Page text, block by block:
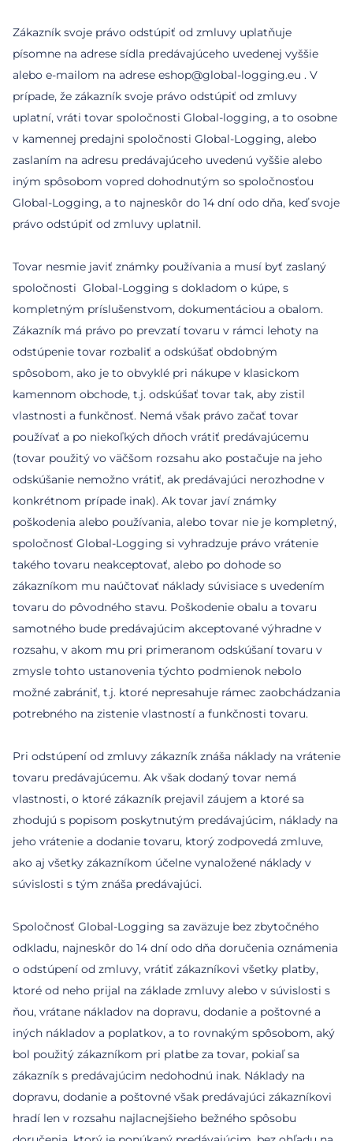
Zákazník svoje právo odstúpiť od zmluvy uplatňuje
písomne na adrese sídla predávajúceho uvedenej vyššie
alebo e-mailom na adrese eshop@global-logging.eu . V
prípade, že zákazník svoje právo odstúpiť od zmluvy
uplatní, vráti tovar spoločnosti Global-logging, a to osobne
v kamennej predajni spoločnosti Global-Logging, alebo
zaslaním na adresu predávajúceho uvedenú vyššie alebo
iným spôsobom vopred dohodnutým so spoločnosťou
Global-Logging, a to najneskôr do 14 dní odo dňa, keď svoje
právo odstúpiť od zmluvy uplatnil.
Tovar nesmie javiť známky používania a musí byť zaslaný
spoločnosti Global-Logging s dokladom o kúpe, s
kompletným príslušenstvom, dokumentáciou a obalom.
Zákazník má právo po prevzatí tovaru v rámci lehoty na
odstúpenie tovar rozbaliť a odskúšať obdobným
spôsobom, ako je to obvyklé pri nákupe v klasickom
kamennom obchode, t.j. odskúšať tovar tak, aby zistil
vlastnosti a funkčnosť. Nemá však právo začať tovar
používať a po niekoľkých dňoch vrátiť predávajúcemu
(tovar použitý vo väčšom rozsahu ako postačuje na jeho
odskúšanie nemožno vrátiť, ak predávajúci nerozhodne v
konkrétnom prípade inak). Ak tovar javí známky
poškodenia alebo používania, alebo tovar nie je kompletný,
spoločnosť Global-Logging si vyhradzuje právo vrátenie
takého tovaru neakceptovať, alebo po dohode so
zákazníkom mu naúčtovať náklady súvisiace s uvedením
tovaru do pôvodného stavu. Poškodenie obalu a tovaru
samotného bude predávajúcim akceptované výhradne v
rozsahu, v akom mu pri primeranom odskúšaní tovaru v
zmysle tohto ustanovenia týchto podmienok nebolo
možné zabrániť, t.j. ktoré nepresahuje rámec zaobchádzania
potrebného na zistenie vlastností a funkčnosti tovaru.
Pri odstúpení od zmluvy zákazník znáša náklady na vrátenie
tovaru predávajúcemu. Ak však dodaný tovar nemá
vlastnosti, o ktoré zákazník prejavil záujem a ktoré sa
zhodujú s popisom poskytnutým predávajúcim, náklady na
jeho vrátenie a dodanie tovaru, ktorý zodpovedá zmluve,
ako aj všetky zákazníkom účelne vynaložené náklady v
súvislosti s tým znáša predávajúci.
Spoločnosť Global-Logging sa zaväzuje bez zbytočného
odkladu, najneskôr do 14 dní odo dňa doručenia oznámenia
o odstúpení od zmluvy, vrátiť zákazníkovi všetky platby,
ktoré od neho prijal na základe zmluvy alebo v súvislosti s
ňou, vrátane nákladov na dopravu, dodanie a poštovné a
iných nákladov a poplatkov, a to rovnakým spôsobom, aký
bol použitý zákazníkom pri platbe za tovar, pokiaľ sa
zákazník s predávajúcim nedohodnú inak. Náklady na
dopravu, dodanie a poštovné však predávajúci zákazníkovi
hradí len v rozsahu najlacnejšieho bežného spôsobu